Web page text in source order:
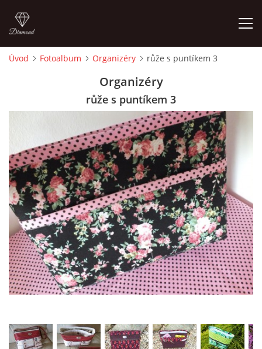
CEDULKY
MOJE POSLEDNÍ PRÁCE
jk-laguna@seznam.cz
Úvod Fotoalbum Organizéry růže s puntíkem 3
Organizéry
růže s puntíkem 3